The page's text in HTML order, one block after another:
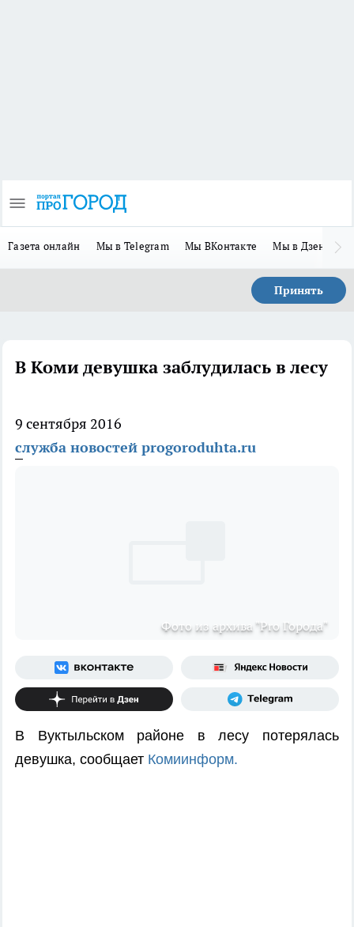
Газета онлайн Мы в Telegram Мы ВКонтакте Мы в Дзене
Принять
В Коми девушка заблудилась в лесу
9 сентября 2016
служба новостей progoroduhta.ru
Фото из архива "Pro Города"
В Вуктыльском районе в лесу потерялась
девушка, сообщает Комиинформ.